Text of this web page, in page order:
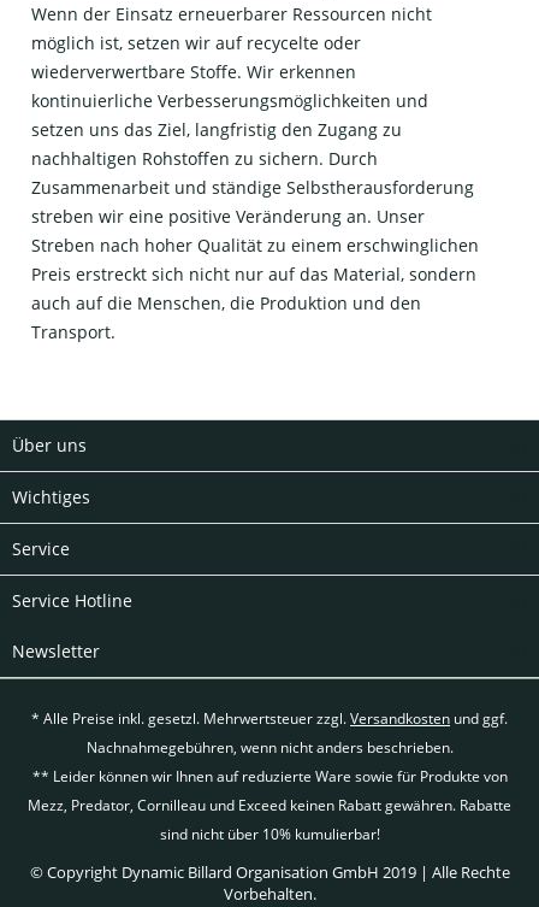
Wenn der Einsatz erneuerbarer Ressourcen nicht
möglich ist, setzen wir auf recycelte oder
wiederverwertbare Stoffe. Wir erkennen
kontinuierliche Verbesserungsmöglichkeiten und
setzen uns das Ziel, langfristig den Zugang zu
nachhaltigen Rohstoffen zu sichern. Durch
Zusammenarbeit und ständige Selbstherausforderung
streben wir eine positive Veränderung an. Unser
Streben nach hoher Qualität zu einem erschwinglichen
Preis erstreckt sich nicht nur auf das Material, sondern
auch auf die Menschen, die Produktion und den
Transport.
Über uns
Wichtiges
Service
Service Hotline
Newsletter
* Alle Preise inkl. gesetzl. Mehrwertsteuer zzgl.Versandkosten und ggf.
Nachnahmegebühren, wenn nicht anders beschrieben.
** Leider können wir Ihnen auf reduzierte Ware sowie für Produkte von
Mezz, Predator, Cornilleau und Exceed keinen Rabatt gewähren. Rabatte
sind nicht über 10% kumulierbar!
© Copyright Dynamic Billard Organisation GmbH 2019 | Alle Rechte
Vorbehalten.